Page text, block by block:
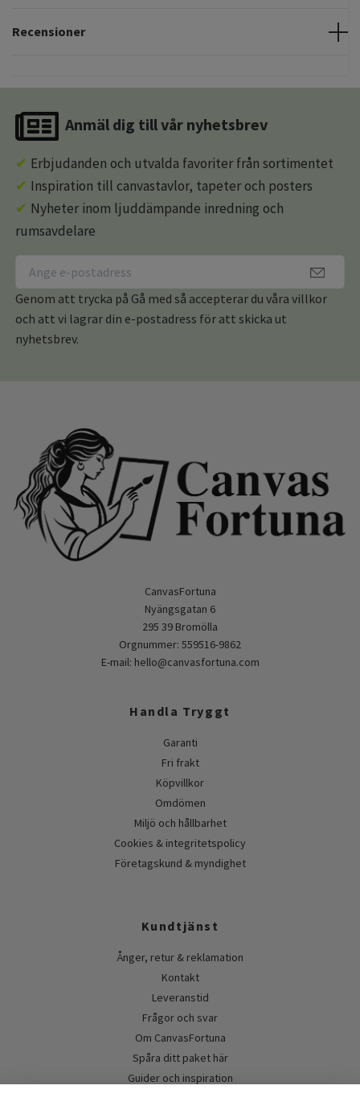
Recensioner
Anmäl dig till vår nyhetsbrev
✔ Erbjudanden och utvalda favoriter från sortimentet
✔ Inspiration till canvastavlor, tapeter och posters
✔ Nyheter inom ljuddämpande inredning och
rumsavdelare
Genom att trycka på Gå med så accepterar du våra villkor
och att vi lagrar din e-postadress för att skicka ut
nyhetsbrev.
CanvasFortuna
Nyängsgatan 6
295 39 Bromölla
Orgnummer: 559516-9862
E-mail: hello@canvasfortuna.com
Handla Tryggt
Garanti
Fri frakt
Köpvillkor
Omdömen
Miljö och hållbarhet
Cookies & integritetspolicy
Företagskund & myndighet
Kundtjänst
Ånger, retur & reklamation
Kontakt
Leveranstid
Frågor och svar
Om CanvasFortuna
Spåra ditt paket här
Guider och inspiration